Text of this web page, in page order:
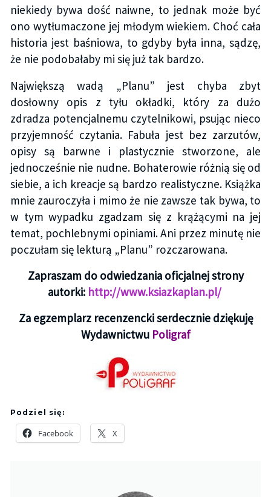
niekiedy bywa dość naiwne, to jednak może być
ono wytłumaczone jej młodym wiekiem. Choć cała
historia jest baśniowa, to gdyby była inna, sądzę,
że nie podobałaby mi się już tak bardzo.
Największą wadą „Planu” jest chyba zbyt
dosłowny opis z tyłu okładki, który za dużo
zdradza potencjalnemu czytelnikowi, psując nieco
przyjemność czytania. Fabuła jest bez zarzutów,
opisy są barwne i plastycznie stworzone, ale
jednocześnie nie nudne. Bohaterowie różnią się od
siebie, a ich kreacje są bardzo realistyczne. Książka
mnie zauroczyła i mimo że nie zawsze tak bywa, to
w tym wypadku zgadzam się z krążącymi na jej
temat, pochlebnymi opiniami. Ani przez minutę nie
poczułam się lekturą „Planu” rozczarowana.
Zapraszam do odwiedzania oficjalnej strony
autorki: http://www.ksiazkaplan.pl/
Za egzemplarz recenzencki serdecznie dziękuję
Wydawnictwu Poligraf
Podziel się:
Facebook X